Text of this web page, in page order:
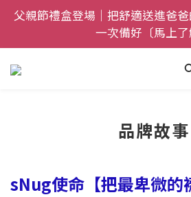
全館$800免運｜任搭８折起｜滿
襪〔立即了解
父親節禮盒登場｜把舒適送進爸
一次備好〔馬上了
全館$800免運｜任搭８折起｜滿
襪〔立即了解
品牌故事
sNug使命【把最卑微的